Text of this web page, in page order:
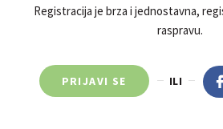
Registracija je brza i jednostavna,
raspravu.
PRIJAVI SE ILI